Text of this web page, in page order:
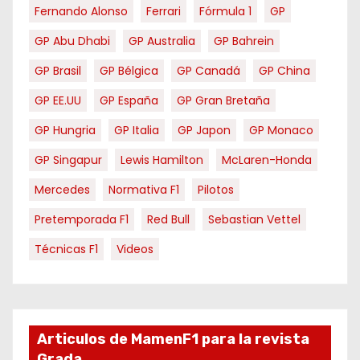
Fernando Alonso
Ferrari Fórmula 1
GP
GP Abu Dhabi
GP Australia
GP Bahrein
GP Brasil
GP Bélgica GP Canadá
GP China
GP EE.UU
GP España
GP Gran Bretaña
GP Hungria
GP Italia GP Japon
GP Monaco
GP Singapur
Lewis Hamilton
McLaren-Honda
Mercedes
Normativa F1
Pilotos
Pretemporada F1
Red Bull
Sebastian Vettel
Técnicas F1
Videos
Articulos de MamenF1 para la revista